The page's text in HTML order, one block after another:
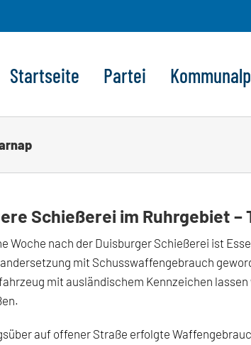
Startseite Partei
Schießerei im Ruhrgebiet
Woche nach der Duisburger Schießerei ist
mit Schusswaffengebrauch
mit ausländischem Kennzeichen
auf offener Straße erfolgte